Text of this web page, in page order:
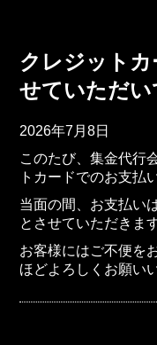
クレジットカ
せていただい
2026年7月8日
このたび、集金代行
トカードでのお支払
当面の間、お支払い
とさせていただきます
お客様にはご不便を
ほどよろしくお願い